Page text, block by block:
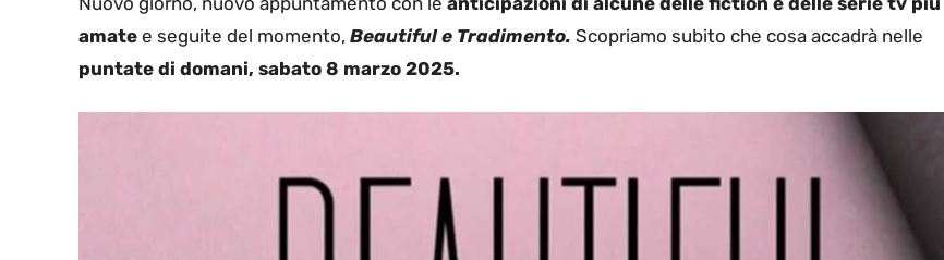
amate e seguite del momento, Beautiful e Tradimento. Scopriamo subito che cosa accadrà nelle
puntate di domani, sabato 8 marzo 2025.